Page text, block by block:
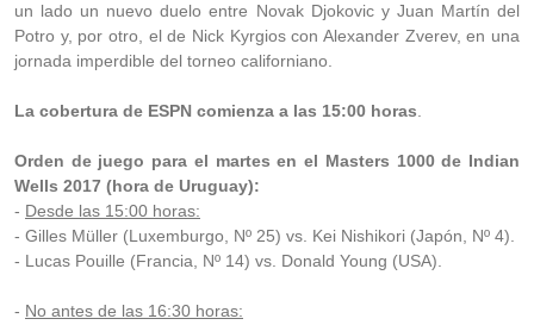
un lado un nuevo duelo entre Novak Djokovic y Juan Martín del
Potro y, por otro, el de Nick Kyrgios con Alexander Zverev, en una
jornada imperdible del torneo californiano.
La cobertura de ESPN comienza a las 15:00 horas
Orden de juego para el martes en el Masters 1000 de Indian
Wells 2017 (hora de Uruguay):
- Desde las 15:00 horas:
- Gilles Müller (Luxemburgo, Nº 25) vs. Kei Nishikori (Japón, Nº 4).
- Lucas Pouille (Francia, Nº 14) vs. Donald Young (USA).
- No antes de las 16:30 horas: